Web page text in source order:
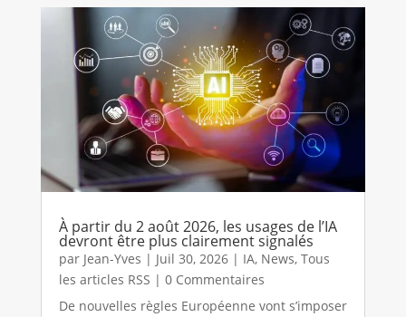
À partir du 2 août 2026, les usages de l’IA
devront être plus clairement signalés
par Jean-Yves | Juil 30, 2026| IA, News, Tous
les articles RSS | 0 Commentaires
De nouvelles règles Européenne vont s’imposer